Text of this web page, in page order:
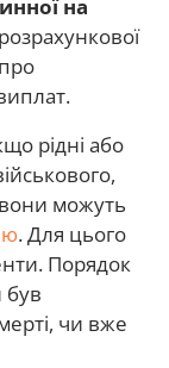
на
рідні або
вони можуть
. Для цього
Порядок
був
чи вже